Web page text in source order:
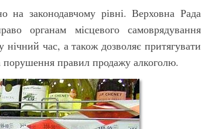
на законодавчому рівні. Верховна Рада
органам місцевого самоврядування
час, а також дозволяє притягувати
порушення правил продажу алкоголю.